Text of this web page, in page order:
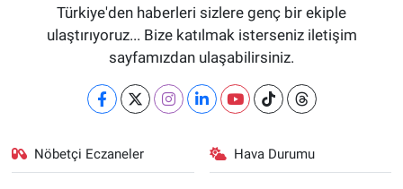
Türkiye'den haberleri sizlere genç bir ekiple
ulaştırıyoruz... Bize katılmak isterseniz iletişim
sayfamızdan ulaşabilirsiniz.
Nöbetçi Eczaneler Hava Durumu